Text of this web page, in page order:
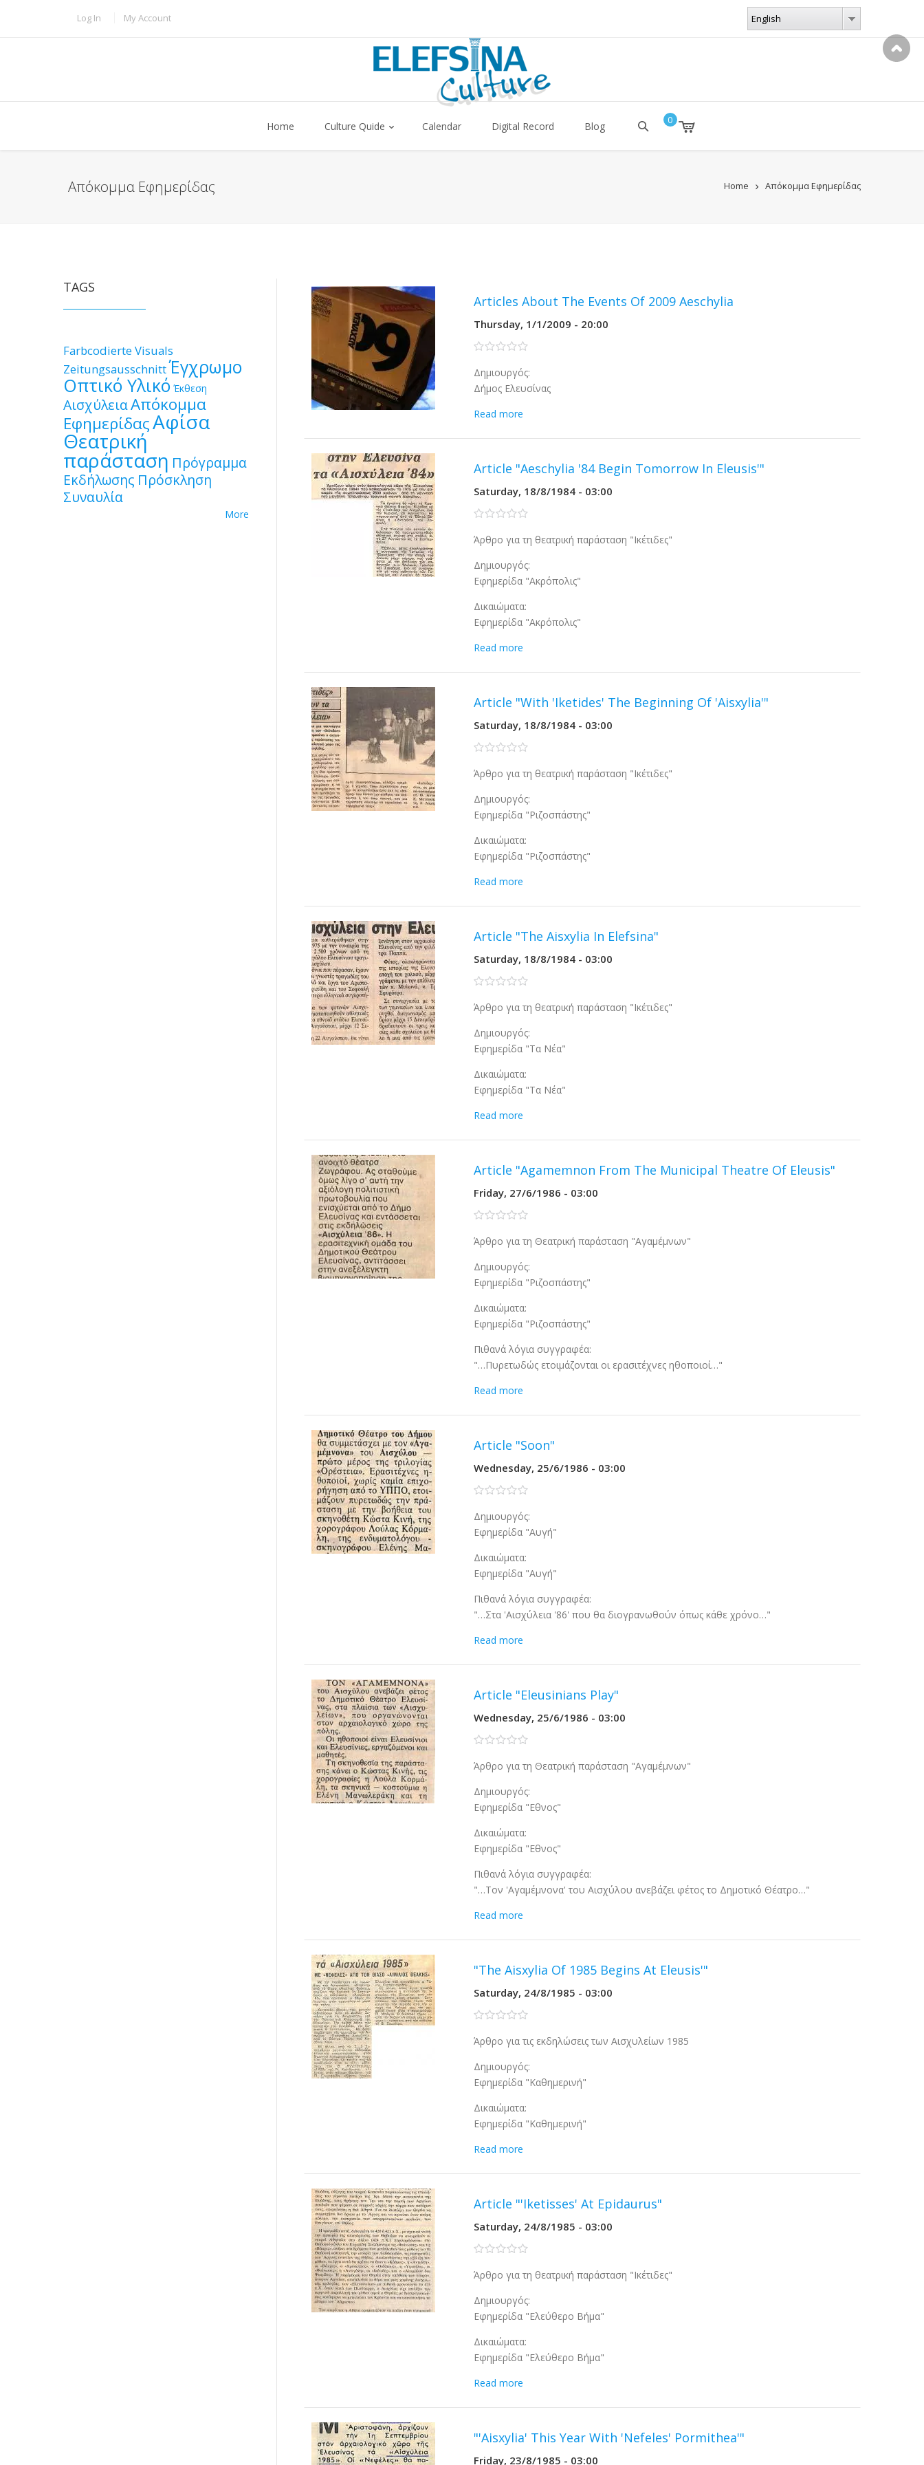
TOPBAR MENU
Log In My Account LANGUAGES
English
English
Home Culture Quide Calendar Digital Record Blog 0
Απόκομμα Εφημερίδας Home Απόκομμα Εφημερίδας
Articles About The Events Of 2009 Aeschylia
Thursday, 1/1/2009 - 20:00
0 stars
Δημιουργός:
Δήμος Ελευσίνας
Read more
Article "Aeschylia '84 Begin Tomorrow In Eleusis'"
Saturday, 18/8/1984 - 03:00
0 stars
Άρθρο για τη θεατρική παράσταση "Ικέτιδες"
Δημιουργός:
Εφημερίδα "Ακρόπολις"
Δικαιώματα:
Εφημερίδα "Ακρόπολις"
Read more
Article "With 'Iketides' The Beginning Of 'Aisxylia'"
Saturday, 18/8/1984 - 03:00
0 stars
Άρθρο για τη θεατρική παράσταση "Ικέτιδες"
Δημιουργός:
Εφημερίδα "Ριζοσπάστης"
Δικαιώματα:
Εφημερίδα "Ριζοσπάστης"
Read more
Article "The Aisxylia In Elefsina"
Saturday, 18/8/1984 - 03:00
0 stars
Άρθρο για τη θεατρική παράσταση "Ικέτιδες"
Δημιουργός:
Εφημερίδα "Τα Νέα"
Δικαιώματα:
Εφημερίδα "Τα Νέα"
Read more
Article "Agamemnon From The Municipal Theatre Of Eleusis"
Friday, 27/6/1986 - 03:00
0 stars
Άρθρο για τη Θεατρική παράσταση "Αγαμέμνων"
Δημιουργός:
Εφημερίδα "Ριζοσπάστης"
Δικαιώματα:
Εφημερίδα "Ριζοσπάστης"
Πιθανά λόγια συγγραφέα:
"…Πυρετωδώς ετοιμάζονται οι ερασιτέχνες ηθοποιοί…"
Read more
Article "Soon"
Wednesday, 25/6/1986 - 03:00
0 stars
Δημιουργός:
Εφημερίδα "Αυγή"
Δικαιώματα:
Εφημερίδα "Αυγή"
Πιθανά λόγια συγγραφέα:
"…Στα 'Αισχύλεια '86' που θα διογρανωθούν όπως κάθε χρόνο…"
Read more
Article "Eleusinians Play"
Wednesday, 25/6/1986 - 03:00
0 stars
Άρθρο για τη Θεατρική παράσταση "Αγαμέμνων"
Δημιουργός:
Εφημερίδα "Εθνος"
Δικαιώματα:
Εφημερίδα "Εθνος"
Πιθανά λόγια συγγραφέα:
"…Τον 'Αγαμέμνονα' του Αισχύλου ανεβάζει φέτος το Δημοτικό Θέατρο…"
Read more
"The Aisxylia Of 1985 Begins At Eleusis'"
Saturday, 24/8/1985 - 03:00
0 stars
Άρθρο για τις εκδηλώσεις των Αισχυλείων 1985
Δημιουργός:
Εφημερίδα "Καθημερινή"
Δικαιώματα:
Εφημερίδα "Καθημερινή"
Read more
Article "'Iketisses' At Epidaurus"
Saturday, 24/8/1985 - 03:00
0 stars
Άρθρο για τη θεατρική παράσταση "Ικέτιδες"
Δημιουργός:
Εφημερίδα "Ελεύθερο Βήμα"
Δικαιώματα:
Εφημερίδα "Ελεύθερο Βήμα"
Read more
"'Aisxylia' This Year With 'Nefeles' Pormithea'"
Friday, 23/8/1985 - 03:00
TAGS
Farbcodierte Visuals
ZeitungsausschnittΈγχρωμο
Οπτικό Υλικό Έκθεση
ΑισχύλειαΑπόκομμα
ΕφημερίδαςΑφίσα
Θεατρική
παράσταση Πρόγραμμα
Εκδήλωσης Πρόσκληση
Συναυλία
More